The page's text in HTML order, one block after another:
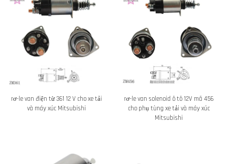
rơ-le van điện từ 361 12 V cho xe tải
và máy xúc Mitsubishi
rơ-le van solenoid ô tô 12V mã 456
cho phụ tùng xe tải và máy xúc
Mitsubishi